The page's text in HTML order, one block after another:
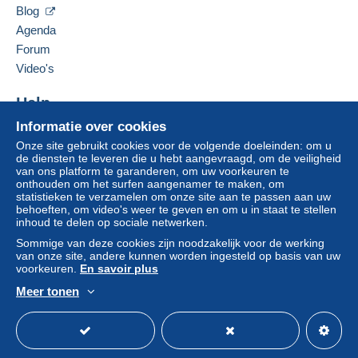
voor de rekening van de koper.
Als de verkoopvoorwaarden van de verkoper
clausules bevatten met betrekking tot de betaling,
moeten deze als nietig worden beschouwd. De
Delcampe, zoals gedefinieerd in de
toepassing zijn.
Aankopen moeten worden betaald binnen14
dagenna ontvangst van de eindafrekening van de
verkoper.
Pour les cartes postales, frais de port, au choix de
l’acheteur pour un envoi EN FRANCE à compter du
01/01/2026 :
- en lettre simple verte :
pour 1 ou 2 cartes postales : 1,55 euro
opour 3 à 6 cartes postales : 3,15 euros
Informatie over cookies
Onze site gebruikt cookies voor de volgende doeleinden: om u
de diensten te leveren die u hebt aangevraagd, om de veiligheid
van ons platform te garanderen, om uw voorkeuren te
onthouden om het surfen aangenamer te maken, om
statistieken te verzamelen om onze site aan te passen aan uw
behoeften, om video's weer te geven en om u in staat te stellen
inhoud te delen op sociale netwerken.
Sommige van deze cookies zijn noodzakelijk voor de werking
van onze site, andere kunnen worden ingesteld op basis van uw
voorkeuren. En savoir plus
Meer tonen
Blog
Agenda
Forum
Video's
Help
Hulpcentrum
Kopen op Delcampe
Verkopen op Delcampe
Een beveiligde website